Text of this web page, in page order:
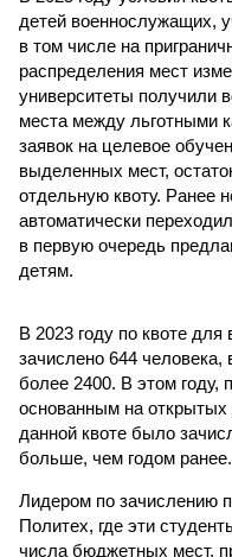
детей военнослужащих,
в том числе на
распределения мест
университеты получили
места между льготными
заявок на целевое
выделенных мест,
отдельную квоту. Ранее
автоматически
в первую очередь
детям.
В 2023 году по квоте
зачислено 644 человека,
более 2400. В этом году,
основанным на открытых
данной квоте было
больше, чем годом ранее.
Лидером по зачислению
Политех, где эти
числа бюджетных мест,